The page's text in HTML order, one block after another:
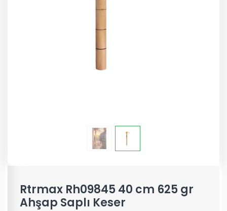
Rtrmax Rh09845 40 cm 625 gr
Ahşap Saplı Keser